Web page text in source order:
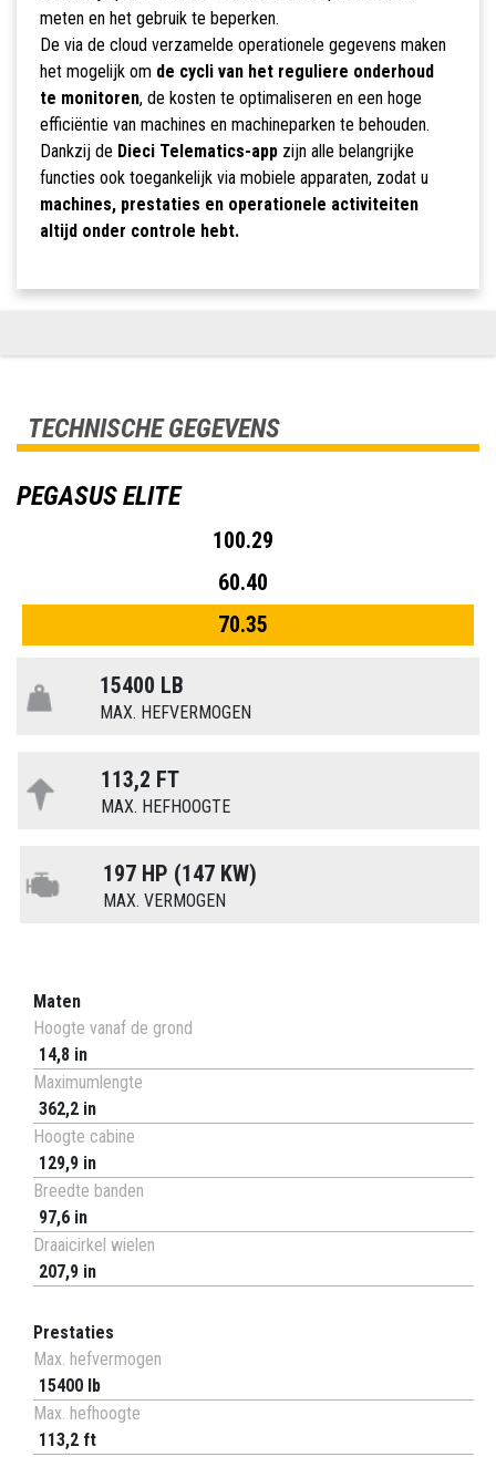
meten en het gebruik te beperken.
De via de cloud verzamelde operationele gegevens maken
het mogelijk om de cycli van het reguliere onderhoud
te monitoren, de kosten te optimaliseren en een hoge
efficiëntie van machines en machineparken te behouden.
Dankzij de Dieci Telematics-appzijn alle belangrijke
functies ook toegankelijk via mobiele apparaten, zodat u
machines, prestaties en operationele activiteiten
altijd onder controle hebt.
TECHNISCHE GEGEVENS
PEGASUS ELITE
100.29
60.40
70.35
15400 LB
MAX. HEFVERMOGEN
113,2 FT
MAX. HEFHOOGTE
197 HP (147 KW)
MAX. VERMOGEN
Maten
Hoogte vanaf de grond
14,8 in
Maximumlengte
362,2 in
Hoogte cabine
129,9 in
Breedte banden
97,6 in
Draaicirkel wielen
207,9 in
Prestaties
Max. hefvermogen
15400 lb
Max. hefhoogte
113,2 ft